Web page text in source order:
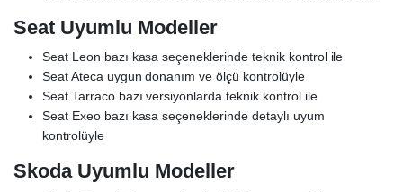
Seat Uyumlu Modeller
Seat Leon bazı kasa seçeneklerinde teknik kontrol ile
Seat Ateca uygun donanım ve ölçü kontrolüyle
Seat Tarraco bazı versiyonlarda teknik kontrol ile
Seat Exeo bazı kasa seçeneklerinde detaylı uyum
kontrolüyle
Skoda Uyumlu Modeller